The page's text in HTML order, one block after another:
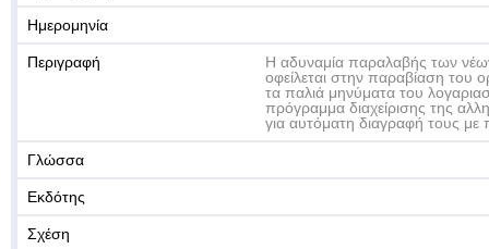
Ημερομηνία
Περιγραφή
Η αδυναμία παραλαβής των
οφείλεται στην παραβίαση του
τα παλιά μηνύματα του
πρόγραμμα διαχείρισης της
για αυτόματη διαγραφή τους με
Γλώσσα
Εκδότης
Σχέση